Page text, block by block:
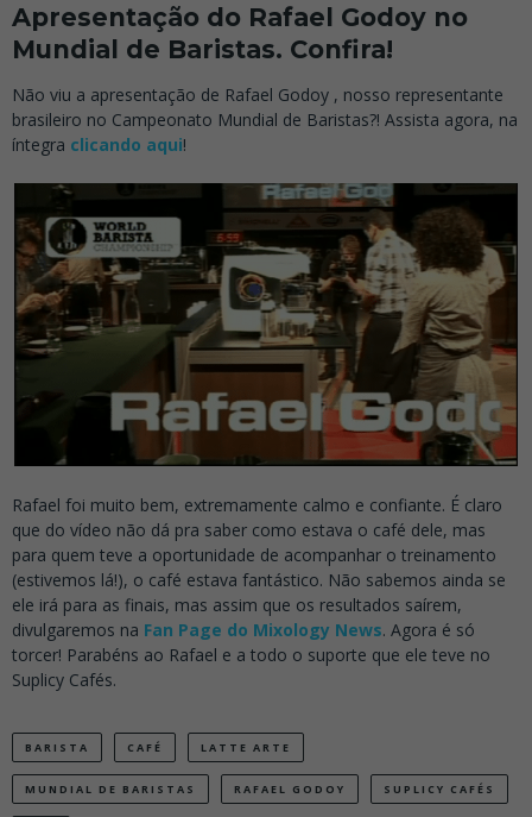
Apresentação do Rafael Godoy no
Mundial de Baristas. Confira!
Não viu a apresentação de Rafael Godoy , nosso representante
brasileiro no Campeonato Mundial de Baristas?! Assista agora, na
íntegra clicando aqui!
Rafael foi muito bem, extremamente calmo e confiante. É claro
que do vídeo não dá pra saber como estava o café dele, mas
para quem teve a oportunidade de acompanhar o treinamento
(estivemos lá!), o café estava fantástico. Não sabemos ainda se
ele irá para as finais, mas assim que os resultados saírem,
divulgaremos na Fan Page do Mixology News. Agora é só
torcer! Parabéns ao Rafael e a todo o suporte que ele teve no
Suplicy Cafés.
BARISTA CAFÉ LATTE ARTE
MUNDIAL DE BARISTAS RAFAEL GODOY SUPLICY CAFÉS